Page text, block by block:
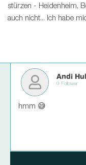
stürzen - Heidenheim,
auch nicht... Ich habe
Andi
0 Follower
hmm 😅